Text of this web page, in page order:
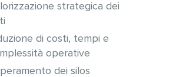
strategica dei
di costi, tempi e
operative
dei silos